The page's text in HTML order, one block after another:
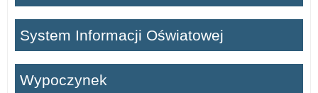
System Informacji Oświatowej
Wypoczynek